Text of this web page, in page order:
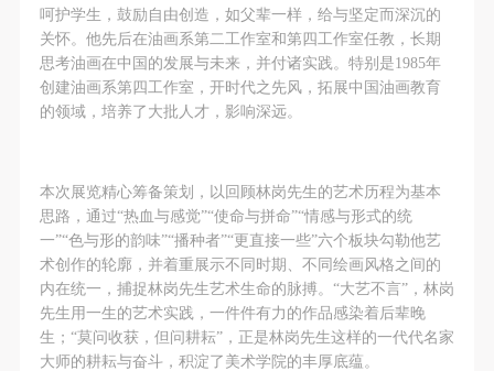
呵护学生，鼓励自由创造，如父辈一样，给与坚定而深沉的
关怀。他先后在油画系第二工作室和第四工作室任教，长期
思考油画在中国的发展与未来，并付诸实践。特别是1985年
创建油画系第四工作室，开时代之先风，拓展中国油画教育
的领域，培养了大批人才，影响深远。
本次展览精心筹备策划，以回顾林岗先生的艺术历程为基本
思路，通过“热血与感觉”“使命与拼命”“情感与形式的统
一”“色与形的韵味”“播种者”“更直接一些”六个板块勾勒他艺
术创作的轮廓，并着重展示不同时期、不同绘画风格之间的
内在统一，捕捉林岗先生艺术生命的脉搏。“大艺不言”，林岗
先生用一生的艺术实践，一件件有力的作品感染着后辈晚
生；“莫问收获，但问耕耘”，正是林岗先生这样的一代代名家
大师的耕耘与奋斗，积淀了美术学院的丰厚底蕴。